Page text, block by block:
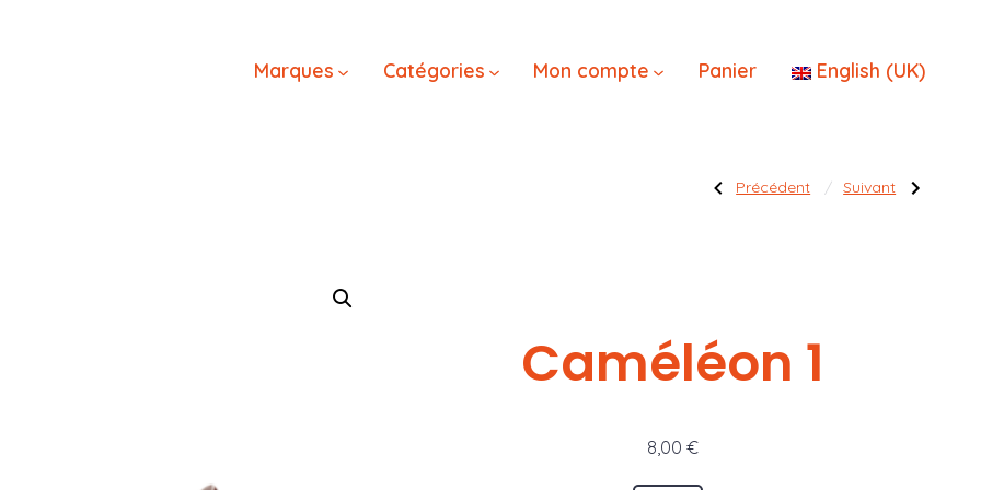
Marques Catégories Mon compte Panier English (UK)
l’article
Publication
précédente :
Précédent Publication
suivante :
Suivant
Caméléon 1
8,00 €